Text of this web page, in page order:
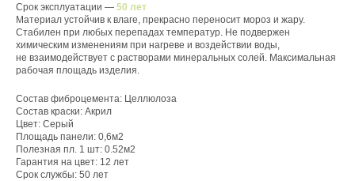
Срок эксплуатации — 50 лет
Материал устойчив к влаге, прекрасно переносит мороз и жару.
Стабилен при любых перепадах температур. Не подвержен
химическим изменениям при нагреве и воздействии воды,
не взаимодействует с растворами минеральных солей. Максимальная
рабочая площадь изделия.
Состав фиброцемента: Целлюлоза
Состав краски: Акрил
Цвет: Серый
Площадь панели: 0,6м2
Полезная пл. 1 шт: 0.52м2
Гарантия на цвет: 12 лет
Срок службы: 50 лет